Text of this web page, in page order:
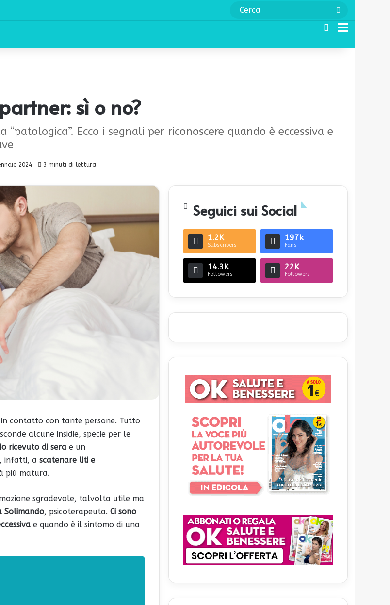
Cerca
sì o no?
“patologica”. Ecco i segnali per riconoscere quando è eccessiva e
2024 3 minuti di lettura
in contatto con tante persone. Tutto
alcune insidie, specie per le
ricevuto di sera e un
infatti, a scatenare liti e
più matura.
sgradevole, talvolta utile ma
Solimando, psicoterapeuta. Ci sono
e quando è il sintomo di una
Seguici sui Social
1.2K
Subscribers
197k
Fans
14.3K
Followers
22K
Followers